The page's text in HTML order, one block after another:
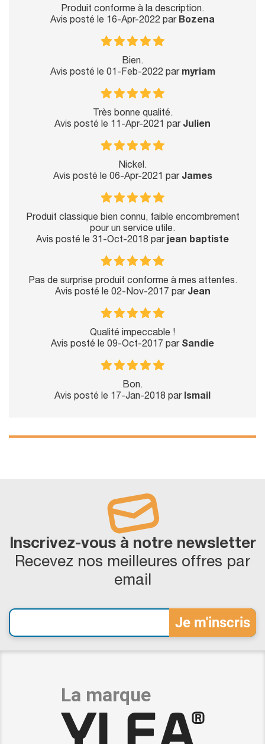
Produit conforme à la description.
Avis posté le 16-Apr-2022 par Bozena
Bien.
Avis posté le 01-Feb-2022 par myriam
Très bonne qualité.
Avis posté le 11-Apr-2021 par Julien
Nickel.
Avis posté le 06-Apr-2021 par James
Produit classique bien connu, faible encombrement
pour un service utile.
Avis posté le 31-Oct-2018 parjean baptiste
Pas de surprise produit conforme à mes attentes.
Avis posté le 02-Nov-2017 par Jean
Qualité impeccable !
Avis posté le 09-Oct-2017 par Sandie
Bon.
Avis posté le 17-Jan-2018 par Ismail
Inscrivez-vous à notre newsletter
Recevez nos meilleures offres par
email